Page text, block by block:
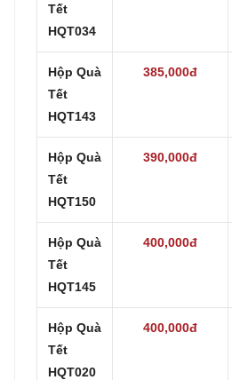
Tết
HQT034
Hộp Quà
Tết
HQT143
385,000đ
Hộp Quà
Tết
HQT150
390,000đ
Hộp Quà
Tết
HQT145
400,000đ
Hộp Quà
Tết
HQT020
400,000đ